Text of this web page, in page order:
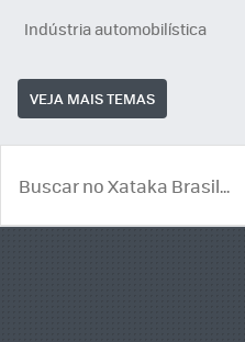
Indústria automobilística
VEJA MAIS TEMAS